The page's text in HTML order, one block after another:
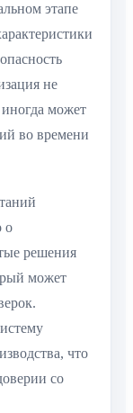
этапе
не
может
во времени
о
решения
может
что
со